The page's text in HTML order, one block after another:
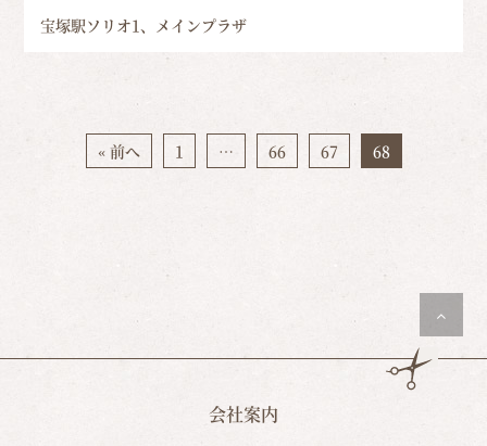
宝塚駅ソリオ1、メインプラザ
« 前へ 1 … 66 67 68
会社案内